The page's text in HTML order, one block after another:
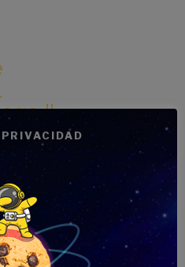
II
de
durante
el
apoyarte
examen.